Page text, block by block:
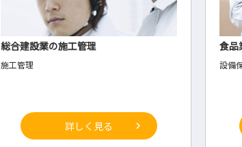
食品業界の設備保全業務
設備保全
詳しく見る
運送
◆経